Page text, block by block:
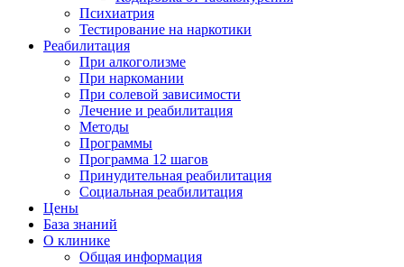
Психиатрия
Тестирование на наркотики
Реабилитация
При алкоголизме
При наркомании
При солевой зависимости
Лечение и реабилитация
Методы
Программы
Программа 12 шагов
Принудительная реабилитация
Социальная реабилитация
Цены
База знаний
О клинике
Общая информация